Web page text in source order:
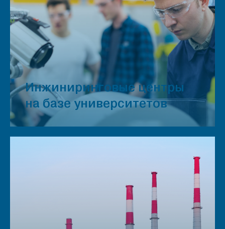
Инжиниринговые центры
на базе университетов